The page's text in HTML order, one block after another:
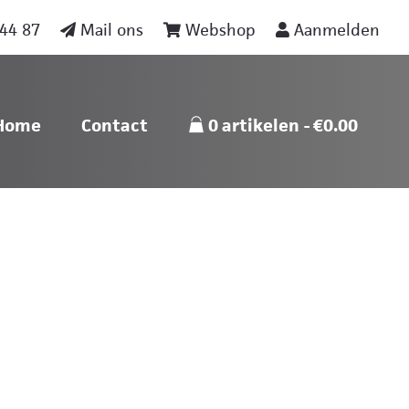
87 Mail ons Webshop Aanmelden
naar content
Contact 0 artikelen €0.00